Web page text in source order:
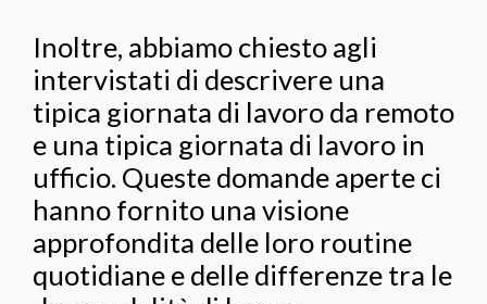
Inoltre, abbiamo chiesto agli
intervistati di descrivere una
tipica giornata di lavoro da remoto
e una tipica giornata di lavoro in
ufficio. Queste domande aperte ci
hanno fornito una visione
approfondita delle loro routine
quotidiane e delle differenze tra le